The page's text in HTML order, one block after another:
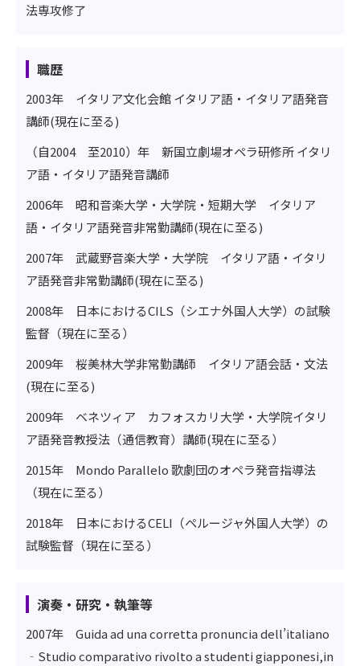
法専攻修了
職歴
2003年 イタリア文化会館 イタリア語・イタリア語発音
講師(現在に至る)
（自2004 至2010）年 新国立劇場オペラ研修所 イタリ
ア語・イタリア語発音講師
2006年 昭和音楽大学・大学院・短期大学 イタリア
語・イタリア語発音非常勤講師(現在に至る)
2007年 武蔵野音楽大学・大学院 イタリア語・イタリ
ア語発音非常勤講師(現在に至る)
2008年 日本におけるCILS（シエナ外国人大学）の試験
監督（現在に至る）
2009年 桜美林大学非常勤講師 イタリア語会話・文法
(現在に至る)
2009年 ベネツィア カフォスカリ大学・大学院イタリ
ア語発音教授法（通信教育）講師(現在に至る）
2015年 Mondo Parallelo 歌劇団のオペラ発音指導法
（現在に至る）
2018年 日本におけるCELI（ペルージャ外国人大学）の
試験監督（現在に至る）
演奏・研究・執筆等
2007年 Guida ad una corretta pronuncia dell’italiano
‐Studio comparativo rivolto a studenti giapponesi,in